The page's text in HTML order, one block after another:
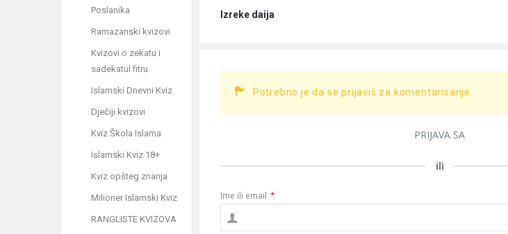
Izreke daija
Potrebno je da se prijaviš za komentarisanje.
PRIJAVA SA
ili
Ime ili email *
Poslanika
Ramazanski kvizovi
Kvizovi o zekatu i
sadekatul fitru
Islamski Dnevni Kviz
Dječiji kvizovi
Kviz Škola Islama
Islamski Kviz 18+
Kviz opšteg znanja
Milioner Islamski Kviz
RANGLISTE KVIZOVA